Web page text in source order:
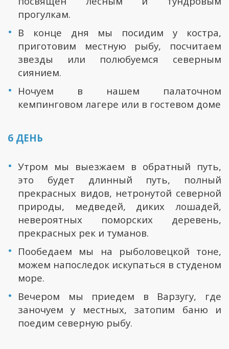
прогулкам.
В конце дня мы посидим у костра,
приготовим местную рыбу, посчитаем
звезды или полюбуемся северным
сиянием.
Ночуем в нашем палаточном
кемпинговом лагере или в гостевом доме
6 ДЕНЬ
Утром мы выезжаем в обратный путь,
это будет длинный путь, полный
прекрасных видов, нетронутой северной
природы, медведей, диких лошадей,
невероятных поморских деревень,
прекрасных рек и туманов.
Пообедаем мы на рыболовецкой тоне,
можем напоследок искупаться в студеном
море.
Вечером мы приедем в Варзугу, где
заночуем у местных, затопим баню и
поедим северную рыбу.